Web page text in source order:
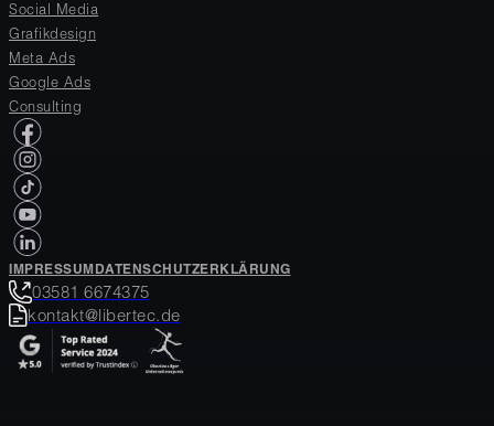
Social Media
Grafikdesign
Meta Ads
Google Ads
Consulting
Folge uns auf Facebook
Folge uns auf Instagram
Folge uns auf Tiktok
Folge uns auf Youtube
Folge uns auf LinkedIN
IMPRESSUMDATENSCHUTZERKLÄRUNG
03581 6674375
kontakt@libertec.de